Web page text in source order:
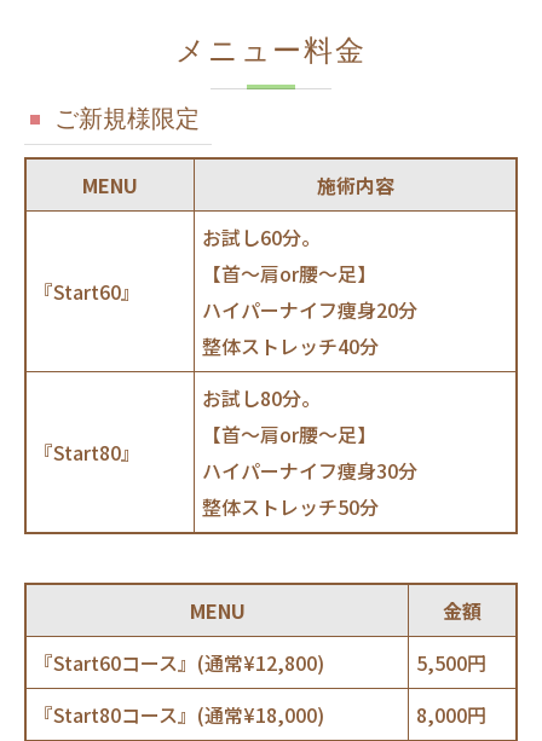
メニュー料金
ご新規様限定
MENU 施術内容
『Start60』
お試し60分。
【首～肩or腰～足】
ハイパーナイフ痩身20分
整体ストレッチ40分
『Start80』
お試し80分。
【首～肩or腰～足】
ハイパーナイフ痩身30分
整体ストレッチ50分
MENU
金額
『Start60コース』(通常¥12,800)
5,500円
『Start80コース』(通常¥18,000)
8,000円